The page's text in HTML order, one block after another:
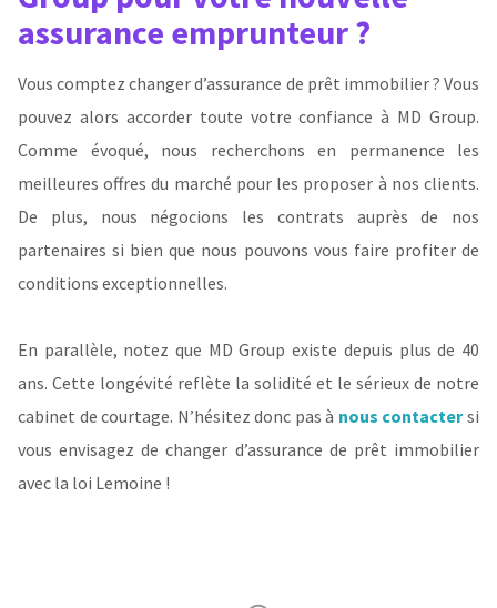
assurance emprunteur ?
Vous comptez changer d’assurance de prêt immobilier ? Vous
pouvez alors accorder toute votre confiance à MD Group.
Comme évoqué, nous recherchons en permanence les
meilleures offres du marché pour les proposer à nos clients.
De plus, nous négocions les contrats auprès de nos
partenaires si bien que nous pouvons vous faire profiter de
conditions exceptionnelles.
En parallèle, notez que MD Group existe depuis plus de 40
ans. Cette longévité reflète la solidité et le sérieux de notre
cabinet de courtage. N’hésitez donc pas à nous contactersi
vous envisagez de changer d’assurance de prêt immobilier
avec la loi Lemoine !